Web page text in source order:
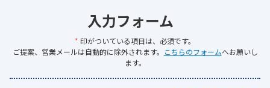
入力フォーム
* 印がついている項目は、必須です。
ご提案、営業メールは自動的に除外されます。 こちらのフォームへお願いし
ます。